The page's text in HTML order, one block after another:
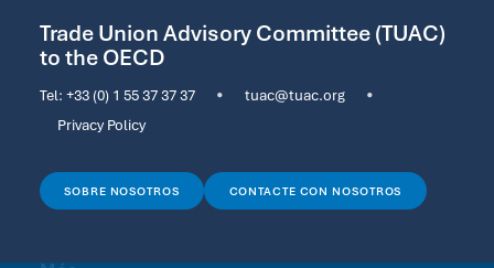
Trade Union Advisory Committee (TUAC)
to the OECD
Tel: +33 (0) 1 55 37 37 37 • tuac@tuac.org
•
Privacy Policy
SOBRE NOSOTROS CONTACTE CON NOSOTROS